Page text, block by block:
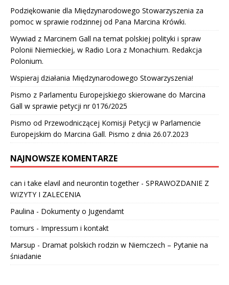
Podziękowanie dla Międzynarodowego Stowarzyszenia za
pomoc w sprawie rodzinnej od Pana Marcina Krówki.
Wywiad z Marcinem Gall na temat polskiej polityki i spraw
Polonii Niemieckiej, w Radio Lora z Monachium. Redakcja
Polonium.
Wspieraj działania Międzynarodowego Stowarzyszenia!
Pismo z Parlamentu Europejskiego skierowane do Marcina
Gall w sprawie petycji nr 0176/2025
Pismo od Przewodniczącej Komisji Petycji w Parlamencie
Europejskim do Marcina Gall. Pismo z dnia 26.07.2023
NAJNOWSZE KOMENTARZE
can i take elavil and neurontin together- SPRAWOZDANIE Z
WIZYTY I ZALECENIA
Paulina - Dokumenty o Jugendamt
tomurs - Impressum i kontakt
Marsup - Dramat polskich rodzin w Niemczech – Pytanie na
śniadanie